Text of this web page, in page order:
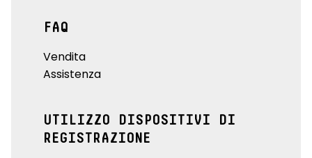
FAQ
Vendita
Assistenza
UTILIZZO DISPOSITIVI DI
REGISTRAZIONE